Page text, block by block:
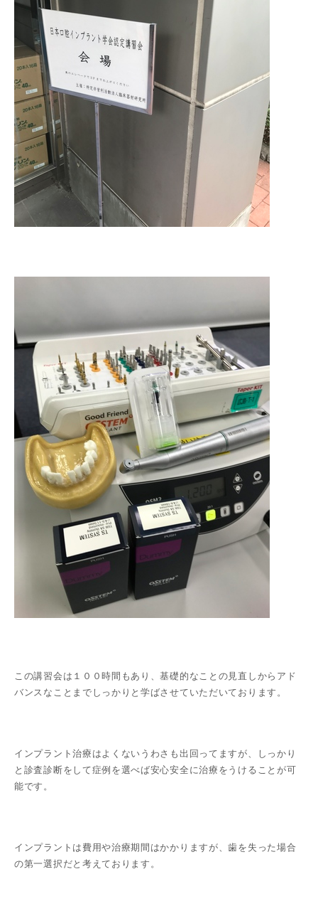
この講習会は１００時間もあり、基礎的なことの見直しからアド
バンスなことまでしっかりと学ばさせていただいております。
インプラント治療はよくないうわさも出回ってますが、しっかり
と診査診断をして症例を選べば安心安全に治療をうけることが可
能です。
インプラントは費用や治療期間はかかりますが、歯を失った場合
の第一選択だと考えております。